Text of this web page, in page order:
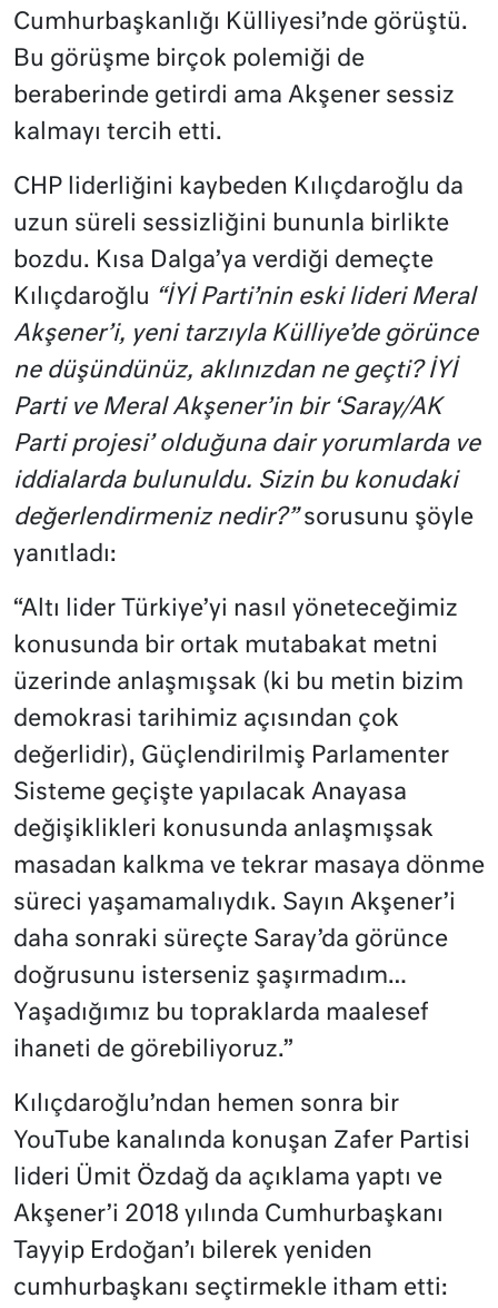
Cumhurbaşkanlığı Külliyesi’nde görüştü.
Bu görüşme birçok polemiği de
beraberinde getirdi ama Akşener sessiz
kalmayı tercih etti.
CHP liderliğini kaybeden Kılıçdaroğlu da
uzun süreli sessizliğini bununla birlikte
bozdu. Kısa Dalga’ya verdiği demeçte
Kılıçdaroğlu “İYİ Parti’nin eski lideri Meral
Akşener’i, yeni tarzıyla Külliye’de görünce
ne düşündünüz, aklınızdan ne geçti? İYİ
Parti ve Meral Akşener’in bir ‘Saray/AK
Parti projesi’ olduğuna dair yorumlarda ve
iddialarda bulunuldu. Sizin bu konudaki
değerlendirmeniz nedir?”sorusunu şöyle
yanıtladı:
“Altı lider Türkiye’yi nasıl yöneteceğimiz
konusunda bir ortak mutabakat metni
üzerinde anlaşmışsak (ki bu metin bizim
demokrasi tarihimiz açısından çok
değerlidir), Güçlendirilmiş Parlamenter
Sisteme geçişte yapılacak Anayasa
değişiklikleri konusunda anlaşmışsak
masadan kalkma ve tekrar masaya dönme
süreci yaşamamalıydık. Sayın Akşener’i
daha sonraki süreçte Saray’da görünce
doğrusunu isterseniz şaşırmadım…
Yaşadığımız bu topraklarda maalesef
ihaneti de görebiliyoruz.”
Kılıçdaroğlu’ndan hemen sonra bir
YouTube kanalında konuşan Zafer Partisi
lideri Ümit Özdağ da açıklama yaptı ve
Akşener’i 2018 yılında Cumhurbaşkanı
Tayyip Erdoğan’ı bilerek yeniden
cumhurbaşkanı seçtirmekle itham etti: